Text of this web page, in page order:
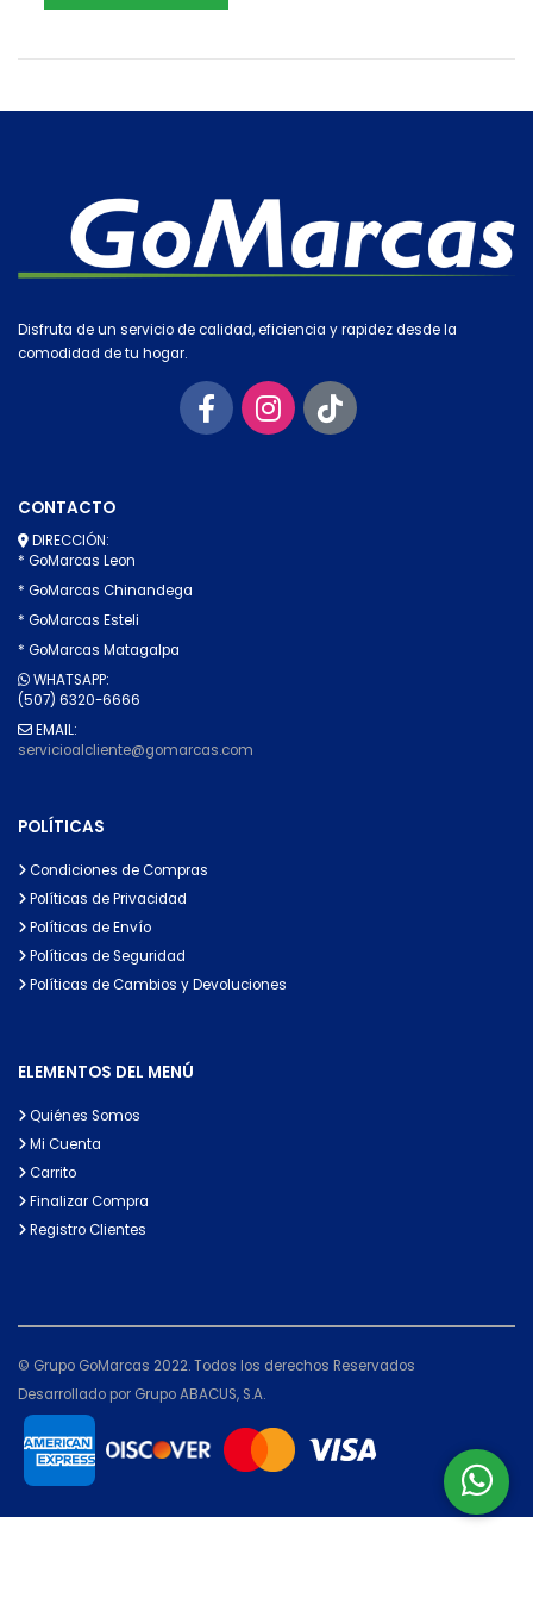
Disfruta de un servicio de calidad, eficiencia y rapidez desde la
comodidad de tu hogar.
CONTACTO
DIRECCIÓN:
* GoMarcas Leon
* GoMarcas Chinandega
* GoMarcas Esteli
* GoMarcas Matagalpa
WHATSAPP:
(507) 6320-6666
EMAIL:
servicioalcliente@gomarcas.com
POLÍTICAS
Condiciones de Compras
Políticas de Privacidad
Políticas de Envío
Políticas de Seguridad
Políticas de Cambios y Devoluciones
ELEMENTOS DEL MENÚ
Quiénes Somos
Mi Cuenta
Carrito
Finalizar Compra
Registro Clientes
© Grupo GoMarcas 2022. Todos los derechos Reservados
Desarrollado por Grupo ABACUS, S.A.